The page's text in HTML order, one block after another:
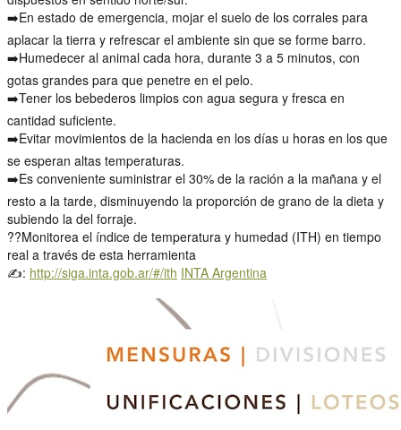
➡️En estado de emergencia, mojar el suelo de los corrales para
aplacar la tierra y refrescar el ambiente sin que se forme barro.
➡️Humedecer al animal cada hora, durante 3 a 5 minutos, con
gotas grandes para que penetre en el pelo.
➡️Tener los bebederos limpios con agua segura y fresca en
cantidad suficiente.
➡️Evitar movimientos de la hacienda en los días u horas en los que
se esperan altas temperaturas.
➡️Es conveniente suministrar el 30% de la ración a la mañana y el
resto a la tarde, disminuyendo la proporción de grano de la dieta y
subiendo la del forraje.
??Monitorea el índice de temperatura y humedad (ITH) en tiempo
real a través de esta herramienta
✍️: http://siga.inta.gob.ar/#/ith INTA Argentina